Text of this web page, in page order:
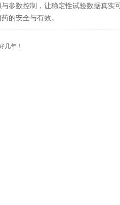
参数控制，让稳定性试验数据真实
的安全与有效。
几年！